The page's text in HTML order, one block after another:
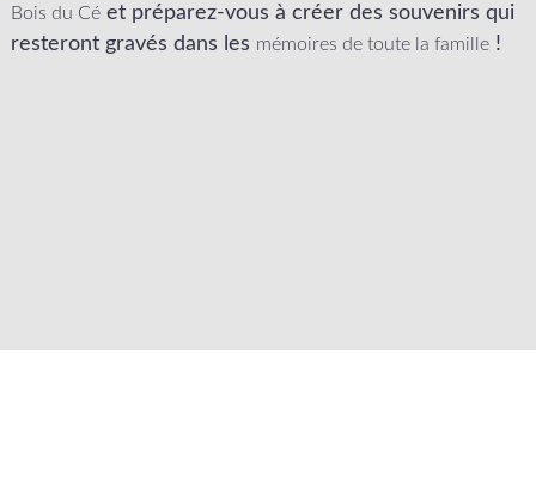
Bois du Céet préparez-vous à créer des souvenirs qui
resteront gravés dans les mémoires de toute la famille!